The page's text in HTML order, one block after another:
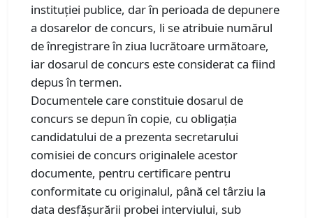
instituției publice, dar în perioada de depunere
a dosarelor de concurs, li se atribuie numărul
de înregistrare în ziua lucrătoare următoare,
iar dosarul de concurs este considerat ca fiind
depus în termen.
Documentele care constituie dosarul de
concurs se depun în copie, cu obligația
candidatului de a prezenta secretarului
comisiei de concurs originalele acestor
documente, pentru certificare pentru
conformitate cu originalul, până cel târziu la
data desfășurării probei interviului, sub